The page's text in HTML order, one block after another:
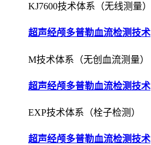
KJ7600技术体系（无线测量）
超声经颅多普勒血流检测技术
M技术体系（无创血流测量）
超声经颅多普勒血流检测技术
EXP技术体系（栓子检测）
超声经颅多普勒血流检测技术